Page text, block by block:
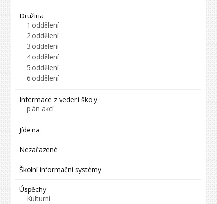
Družina
1.oddělení
2.oddělení
3.oddělení
4.oddělení
5.oddělení
6.oddělení
Informace z vedení školy
plán akcí
Jídelna
Nezařazené
Školní informační systémy
Úspěchy
Kulturní